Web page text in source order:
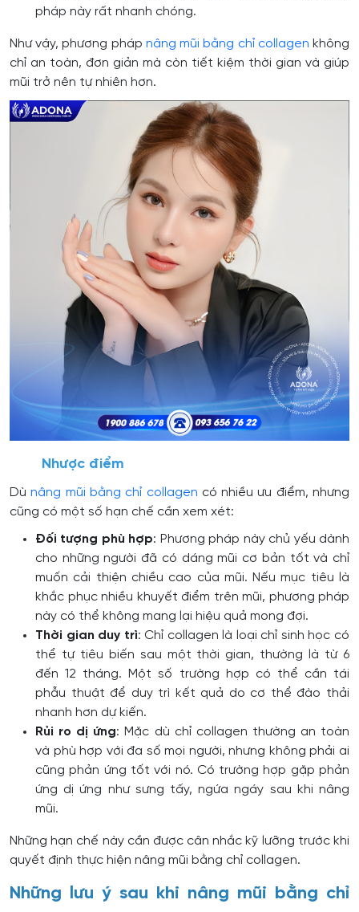
pháp này rất nhanh chóng.
Như vậy, phương pháp nâng mũi bằng chỉ collagen không
chỉ an toàn, đơn giản mà còn tiết kiệm thời gian và giúp
mũi trở nên tự nhiên hơn.
Nhược điểm
Dùnâng mũi bằng chỉ collagen có nhiều ưu điểm, nhưng
cũng có một số hạn chế cần xem xét:
Đối tượng phù hợp: Phương pháp này chủ yếu dành
cho những người đã có dáng mũi cơ bản tốt và chỉ
muốn cải thiện chiều cao của mũi. Nếu mục tiêu là
khắc phục nhiều khuyết điểm trên mũi, phương pháp
này có thể không mang lại hiệu quả mong đợi.
Thời gian duy trì: Chỉ collagen là loại chỉ sinh học có
thể tự tiêu biến sau một thời gian, thường là từ 6
đến 12 tháng. Một số trường hợp có thể cần tái
phẫu thuật để duy trì kết quả do cơ thể đào thải
nhanh hơn dự kiến.
Rủi ro dị ứng: Mặc dù chỉ collagen thường an toàn
và phù hợp với đa số mọi người, nhưng không phải ai
cũng phản ứng tốt với nó. Có trường hợp gặp phản
ứng dị ứng như sưng tấy, ngứa ngáy sau khi nâng
mũi.
Những hạn chế này cần được cân nhắc kỹ lưỡng trước khi
quyết định thực hiện nâng mũi bằng chỉ collagen.
Những lưu ý sau khi nâng mũi bằng chỉ